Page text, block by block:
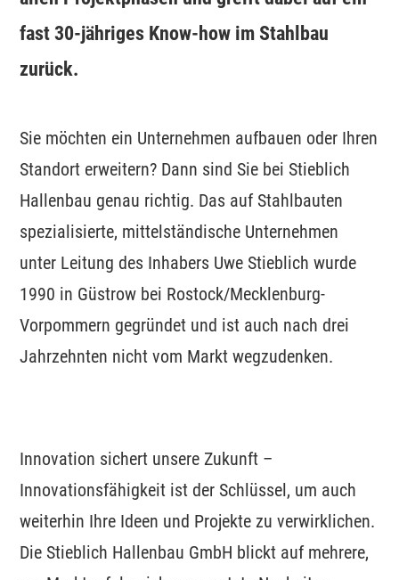
fast 30-jähriges Know-how im Stahlbau
zurück.
Sie möchten ein Unternehmen aufbauen oder Ihren
Standort erweitern? Dann sind Sie bei Stieblich
Hallenbau genau richtig. Das auf Stahlbauten
spezialisierte, mittelständische Unternehmen
unter Leitung des Inhabers Uwe Stieblich wurde
1990 in Güstrow bei Rostock/Mecklenburg-
Vorpommern gegründet und ist auch nach drei
Jahrzehnten nicht vom Markt wegzudenken.
Innovation sichert unsere Zukunft –
Innovationsfähigkeit ist der Schlüssel, um auch
weiterhin Ihre Ideen und Projekte zu verwirklichen.
Die Stieblich Hallenbau GmbH blickt auf mehrere,